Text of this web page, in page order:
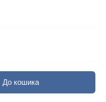
До кошика